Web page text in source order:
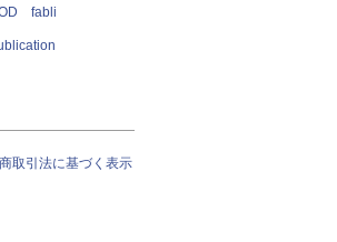
fabli
取引法に基づく表示